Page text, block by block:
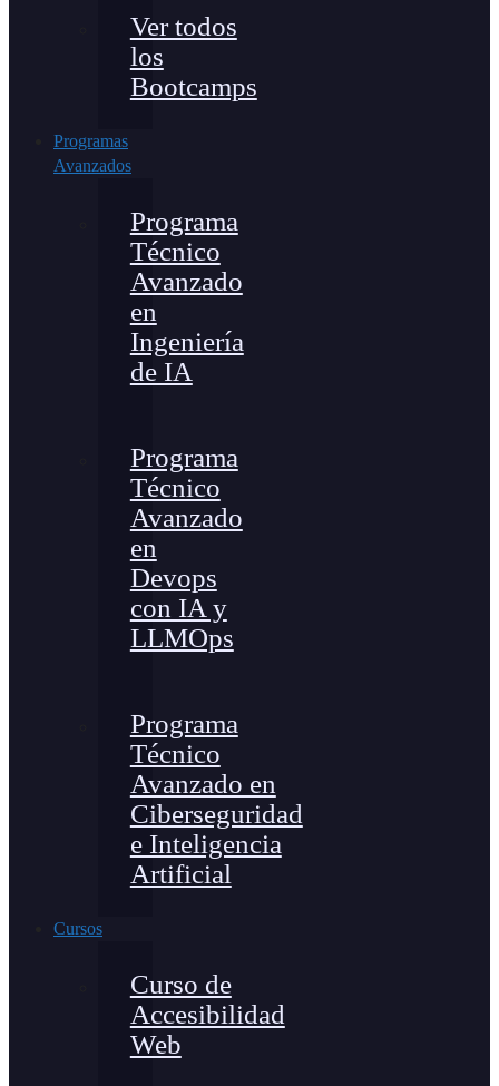
Ver todos
los
Bootcamps
Programas
Avanzados
Programa
Técnico
Avanzado
en
Ingeniería
de IA
Programa
Técnico
Avanzado
en
Devops
con IA y
LLMOps
Programa
Técnico
Avanzado en
Ciberseguridad
e Inteligencia
Artificial
Cursos
Curso de
Accesibilidad
Web